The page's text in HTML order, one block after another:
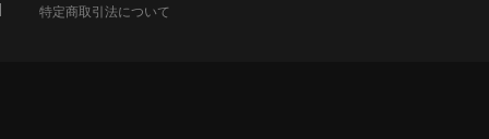
特定商取引法について